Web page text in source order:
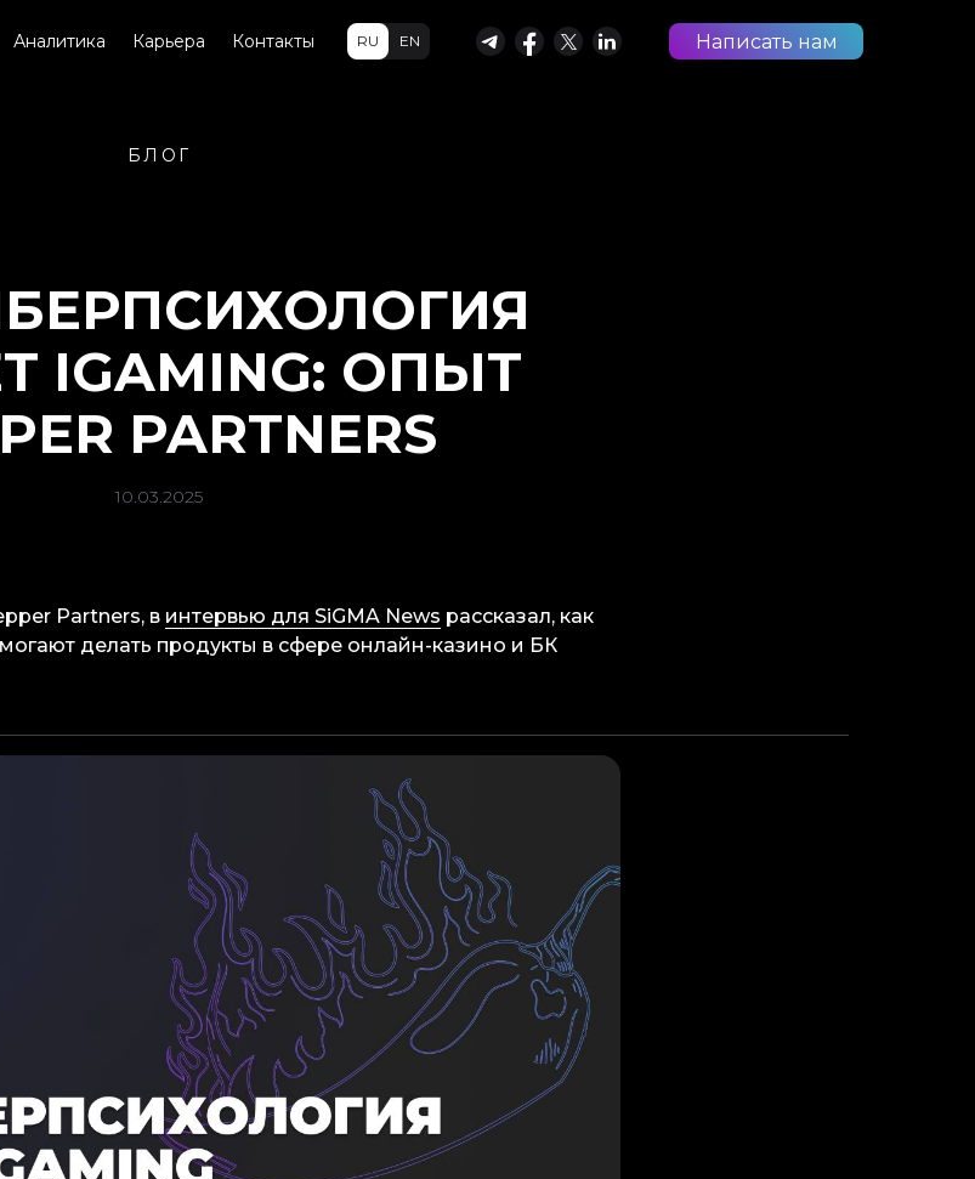
Написать нам
RU EN
Аналитика Контакты
Карьера
БЛОГ
IGAMING: ОПЫТ
PARTNERS
10.03.2025
Partners, в интервью для SiGMA News рассказал, как
делать продукты в сфере онлайн-казино и БК